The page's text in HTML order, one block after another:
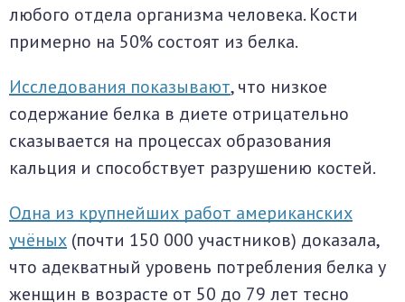
любого отдела организма человека. Кости
примерно на 50% состоят из белка.
Исследования показывают, что низкое
содержание белка в диете отрицательно
сказывается на процессах образования
кальция и способствует разрушению костей.
Одна из крупнейших работ американских
учёных (почти 150 000 участников) доказала,
что адекватный уровень потребления белка у
женщин в возрасте от 50 до 79 лет тесно